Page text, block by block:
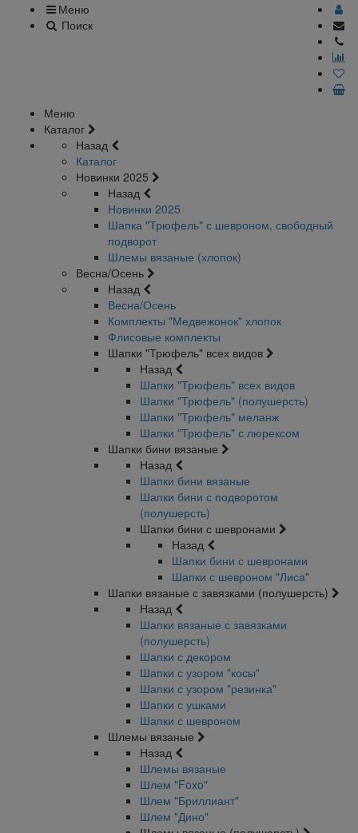
Меню
Поиск
Меню
Каталог
Назад
Каталог
Новинки 2025
Назад
Новинки 2025
Шапка "Трюфель" с шевроном, свободный
подворот
Шлемы вязаные (хлопок)
Весна/Осень
Назад
Весна/Осень
Комплекты "Медвежонок" хлопок
Флисовые комплекты
Шапки "Трюфель" всех видов
Назад
Шапки "Трюфель" всех видов
Шапки "Трюфель" (полушерсть)
Шапки "Трюфель" меланж
Шапки "Трюфель" с люрексом
Шапки бини вязаные
Назад
Шапки бини вязаные
Шапки бини с подворотом
(полушерсть)
Шапки бини с шевронами
Назад
Шапки бини с шевронами
Шапки с шевроном "Лиса"
Шапки вязаные с завязками (полушерсть)
Назад
Шапки вязаные с завязками
(полушерсть)
Шапки с декором
Шапки с узором "косы"
Шапки с узором "резинка"
Шапки с ушками
Шапки с шевроном
Шлемы вязаные
Назад
Шлемы вязаные
Шлем "Foxo"
Шлем "Бриллиант"
Шлем "Дино"